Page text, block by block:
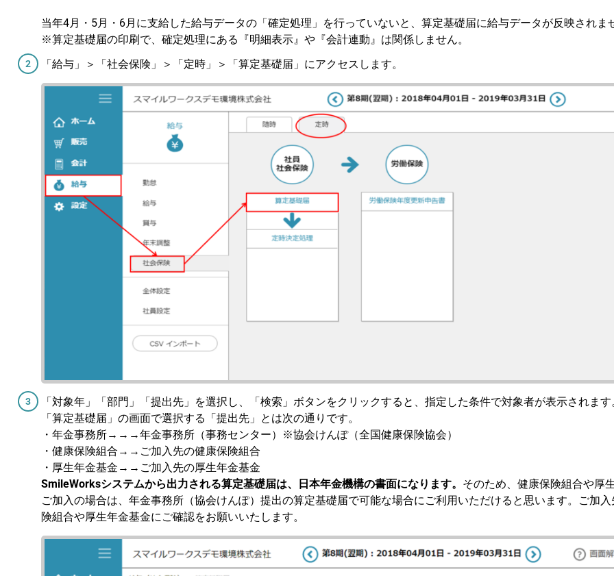
当年4月・5月・6月に支給した給与データの「確定処理」を行っていないと、算定基礎届に給与データが反映されま
※算定基礎届の印刷で、確定処理にある『明細表示』や『会計連動』は関係しません。
「給与」＞「社会保険」＞「定時」＞「算定基礎届」にアクセスします。
「対象年」「部門」「提出先」を選択し、「検索」ボタンをクリックすると、指定した条件で対象者が表示されます
「算定基礎届」の画面で選択する「提出先」とは次の通りです。
・年金事務所→→→年金事務所（事務センター）※協会けんぽ（全国健康保険協会）
・健康保険組合→→ご加入先の健康保険組合
・厚生年金基金→→ご加入先の厚生年金基金
SmileWorksシステムから出力される算定基礎届は、日本年金機構の書面になります。 そのため、健康保険組合や厚
ご加入の場合は、年金事務所（協会けんぽ）提出の算定基礎届で可能な場合にご利用いただけると思います。ご加
険組合や厚生年金基金にご確認をお願いいたします。